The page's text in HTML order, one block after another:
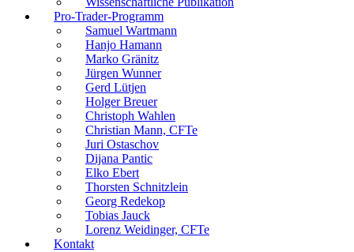
Pro-Trader-Programm
Samuel Wartmann
Hanjo Hamann
Marko Gränitz
Jürgen Wunner
Gerd Lütjen
Holger Breuer
Christoph Wahlen
Christian Mann, CFTe
Juri Ostaschov
Dijana Pantic
Elko Ebert
Thorsten Schnitzlein
Georg Redekop
Tobias Jauck
Lorenz Weidinger, CFTe
Kontakt